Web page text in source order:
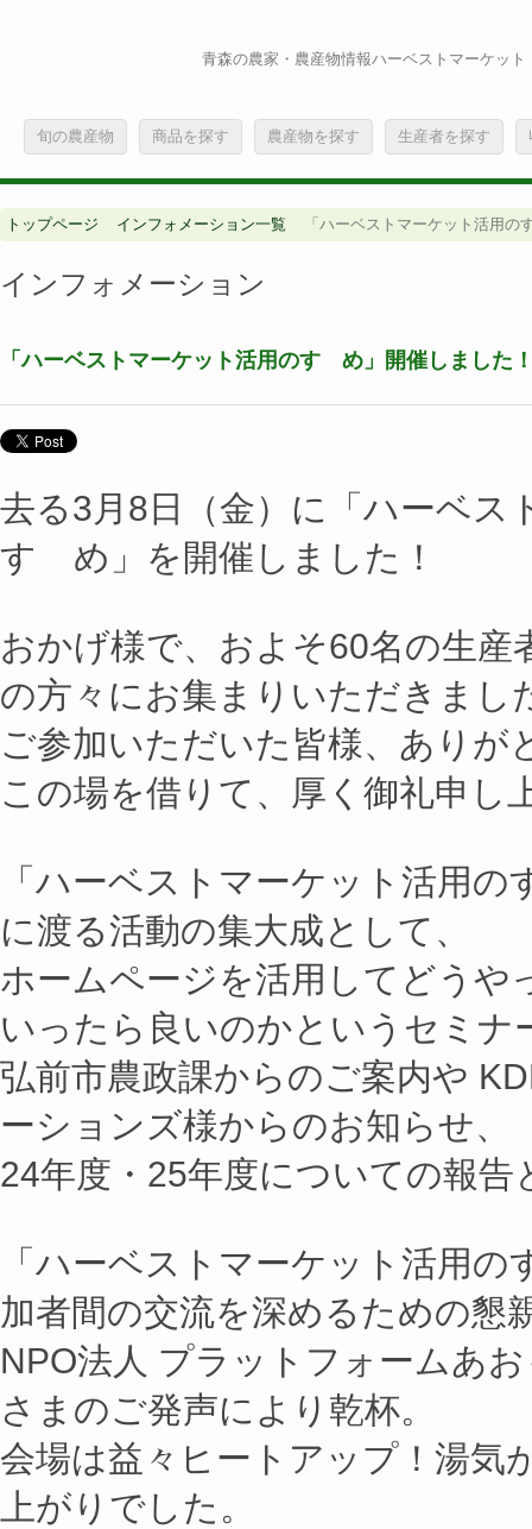
青森の農家・農産物情報ハーベストマーケット
旬の農産物 商品を探す 農産物を探す 生産者を探す
トップページ インフォメーション一覧 「ハーベストマーケット活用の
インフォメーション
「ハーベストマーケット活用のすゝめ」開催しました
去る3月8日（金）に「ハーベス
すゝめ」を開催しました！
おかげ様で、およそ60名の生産
の方々にお集まりいただきまし
ご参加いただいた皆様、ありが
この場を借りて、厚く御礼申し
「ハーベストマーケット活用の
に渡る活動の集大成として、
ホームページを活用してどうや
いったら良いのかというセミナ
弘前市農政課からのご案内や
ーションズ様からのお知らせ、
24年度・25年度についての報告
「ハーベストマーケット活用の
加者間の交流を深めるための懇
NPO法人 プラットフォームあ
さまのご発声により乾杯。
会場は益々ヒートアップ！湯気
上がりでした。